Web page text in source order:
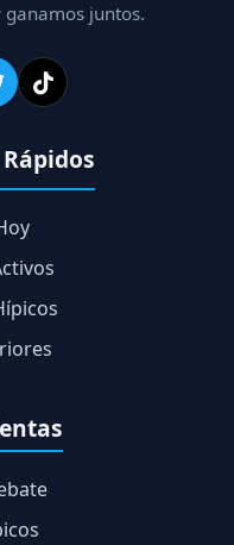
juntos.